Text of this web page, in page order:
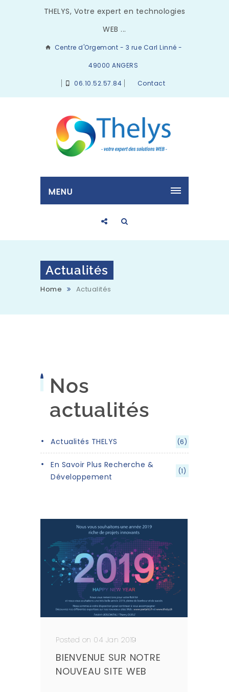
THELYS, Votre expert en technologies
WEB ...
Centre d'Orgemont - 3 rue Carl Linné -
49000 ANGERS
06.10.52.57.84 Contact
MENU
Actualités
Home Actualités
Nos
actualités
Actualités THELYS (6)
En Savoir Plus Recherche &
Développement
(1)
Posted on 04 Jan 2019
BIENVENUE SUR NOTRE
NOUVEAU SITE WEB